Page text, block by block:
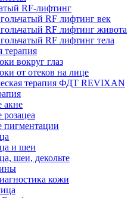
RF-лифтинг
RF лифтинг век
RF лифтинг живота
RF лифтинг тела
терапия
вокруг глаз
от отеков на лице
терапия ФДТ REVIXAN
акне
пигментации
и шеи
шеи, декольте
кожи